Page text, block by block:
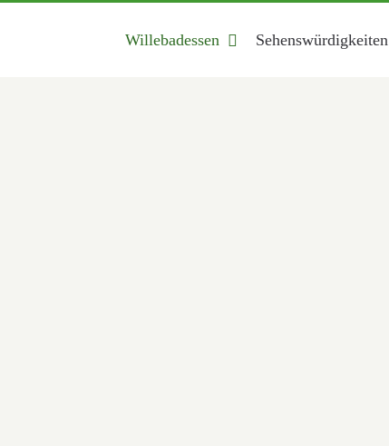
Willebadessen Sehenswürdigkeiten